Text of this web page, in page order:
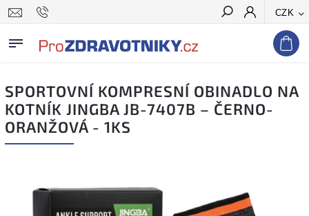
CZK
Hledat
SPORTOVNÍ KOMPRESNÍ OBINADLO NA
KOTNÍK JINGBA JB-7407B – ČERNO-
ORANŽOVÁ - 1KS